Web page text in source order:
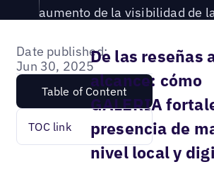
aumento de la visibilidad de
Date published:
Jun 30, 2025
Table of Content
TOC link
De las reseñas
alcance: cómo
GALERIA
presencia de
nivel local y